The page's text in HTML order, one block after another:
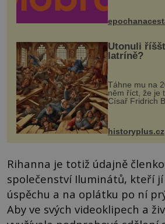
mohou těšit na
Utonuli
latríně?
Táhne mu na
něm říct, že je
Císař Fridrich
posílá svého
VI. do Erfurtu,
prostředníkem
historyplus.cz
Rihanna je totiž údajně
společenství Iluminátů, kteří
úspěchu a na oplátku po ní
Aby ve svých videoklipech a